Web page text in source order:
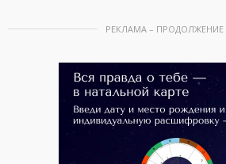
РЕКЛАМА – ПРОДОЛЖЕНИЕ